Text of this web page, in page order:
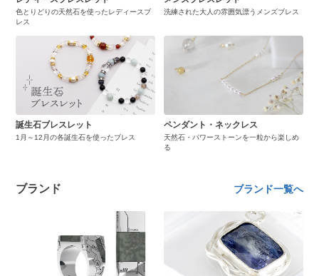
色とりどりの天然石を使ったレディースブ
レス
洗練された大人の雰囲気漂うメンズブレス
誕生石ブレスレット
1月～12月の各誕生石を使ったブレス
ペンダント・ネックレス
天然石・パワーストーンを一粒から楽しめ
る
ブランド ブランド一覧へ